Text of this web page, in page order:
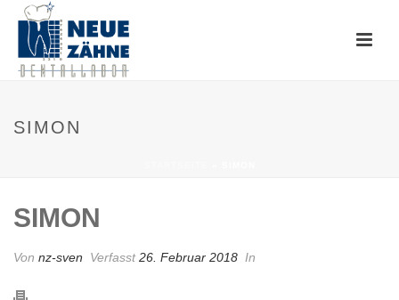
SIMON
SIMON
Von nz-sven Verfasst26. Februar 2018 In